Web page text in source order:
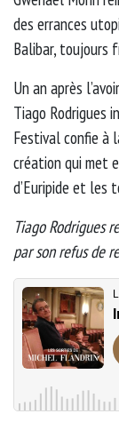
des errances
Balibar, toujours
Un an après
Tiago Rodrigues
Festival confie à
création qui met
d’Euripide et les
Tiago Rodrigues
par son refus de